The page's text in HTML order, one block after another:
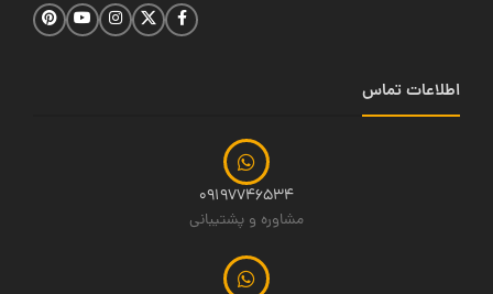
اطلاعات تماس
09197746534
مشاوره و پشتیبانی